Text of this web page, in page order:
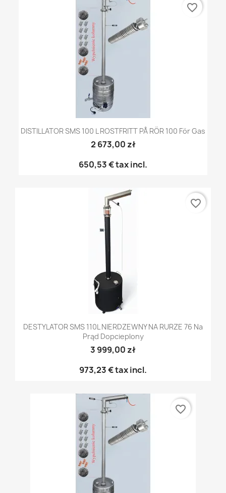
DISTILLATOR SMS 100 L ROSTFRITT PÅ RÖR 100 För Gas
2 673,00 zł
650,53 €tax incl.
favorite_border
DESTYLATOR SMS 110L NIERDZEWNY NA RURZE 76 Na
Prąd Dopcieplony
3 999,00 zł
973,23 €tax incl.
favorite_border
favorite_border